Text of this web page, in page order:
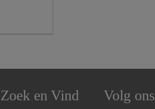
Zoek en Vind Volg ons